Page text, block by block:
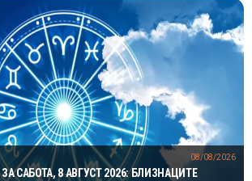
САБОТА, 8 АВГУСТ 2026: БЛИЗНАЦИТЕ
08/08/2026